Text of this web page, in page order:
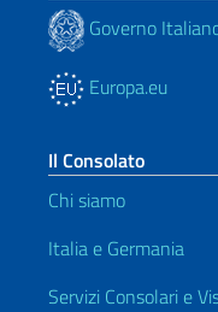
Governo
Europa.eu
Il Consolato
Chi siamo
Italia e Germania
Servizi Consolari e